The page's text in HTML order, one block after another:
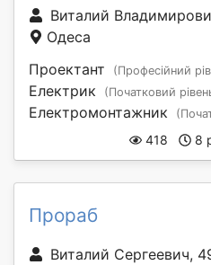
Виталий
Одеса
Проектант
(Професійний
Електрик (Початковий
Електромонтажник
418 8
Прораб
Виталий Сергеевич,